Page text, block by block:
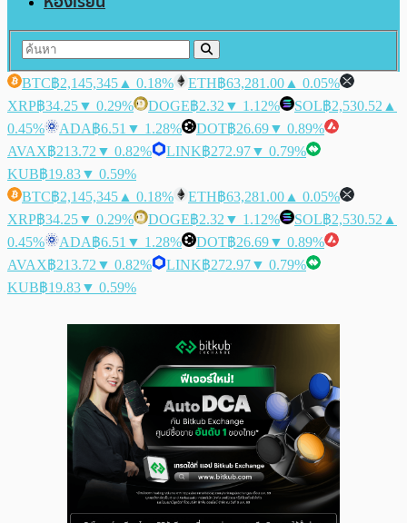
BTC฿2,145,345 ▲ 0.18% ETH฿63,281.00 ▲ 0.05%
XRP฿34.25▼ 0.29% DOGE฿2.32 ▼ 1.12% SOL฿2,530.52 ▲
0.45%
ADA฿6.51 ▼ 1.28% DOT฿26.69▼ 0.89%
AVAX฿213.72 ▼ 0.82% LINK฿272.97▼ 0.79%
KUB฿19.83▼ 0.59%
BTC฿2,145,345 ▲ 0.18% ETH฿63,281.00 ▲ 0.05%
XRP฿34.25▼ 0.29% DOGE฿2.32 ▼ 1.12% SOL฿2,530.52 ▲
0.45%
ADA฿6.51 ▼ 1.28% DOT฿26.69▼ 0.89%
AVAX฿213.72 ▼ 0.82% LINK฿272.97▼ 0.79%
KUB฿19.83▼ 0.59%